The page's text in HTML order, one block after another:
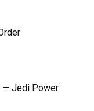
— Jedi Power